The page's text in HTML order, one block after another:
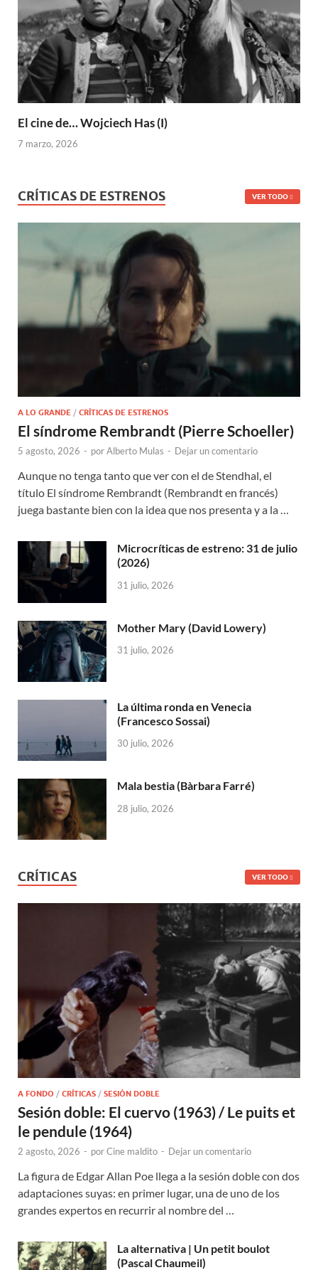
El cine de… Wojciech Has (I)
7 marzo, 2026
CRÍTICAS DE ESTRENOS VER TODO
A LO GRANDE / CRÍTICAS DE ESTRENOS
El síndrome Rembrandt (Pierre Schoeller)
5 agosto, 2026 - porAlberto Mulas - Dejar un comentario
Aunque no tenga tanto que ver con el de Stendhal, el
título El síndrome Rembrandt (Rembrandt en francés)
juega bastante bien con la idea que nos presenta y a la …
Microcríticas de estreno: 31 de julio
(2026)
31 julio, 2026
Mother Mary (David Lowery)
31 julio, 2026
La última ronda en Venecia
(Francesco Sossai)
30 julio, 2026
Mala bestia (Bàrbara Farré)
28 julio, 2026
CRÍTICAS VER TODO
A FONDO / CRÍTICAS / SESIÓN DOBLE
Sesión doble: El cuervo (1963) / Le puits et
le pendule (1964)
2 agosto, 2026 - porCine maldito - Dejar un comentario
La figura de Edgar Allan Poe llega a la sesión doble con dos
adaptaciones suyas: en primer lugar, una de uno de los
grandes expertos en recurrir al nombre del …
La alternativa | Un petit boulot
(Pascal Chaumeil)